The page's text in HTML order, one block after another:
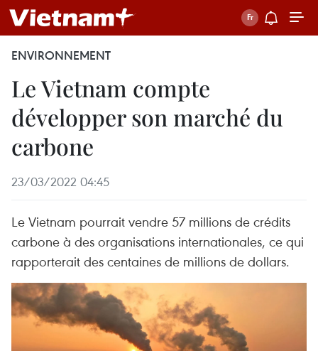
ENVIRONNEMENT
Le Vietnam compte
développer son marché du
carbone
23/03/2022 04:45
Le Vietnam pourrait vendre 57 millions de crédits
carbone à des organisations internationales, ce qui
rapporterait des centaines de millions de dollars.